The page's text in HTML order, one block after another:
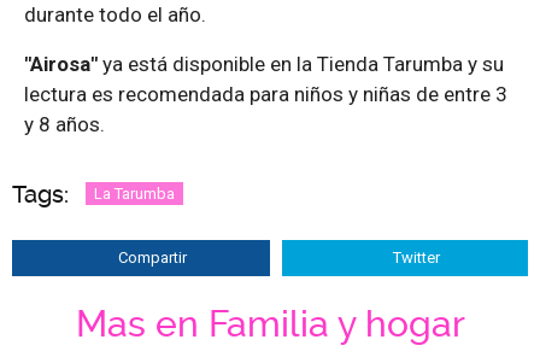
durante todo el año.
"Airosa" ya está disponible en la Tienda Tarumba y su
lectura es recomendada para niños y niñas de entre 3
y 8 años.
Tags: La Tarumba
Compartir Twitter
Mas en Familia y hogar